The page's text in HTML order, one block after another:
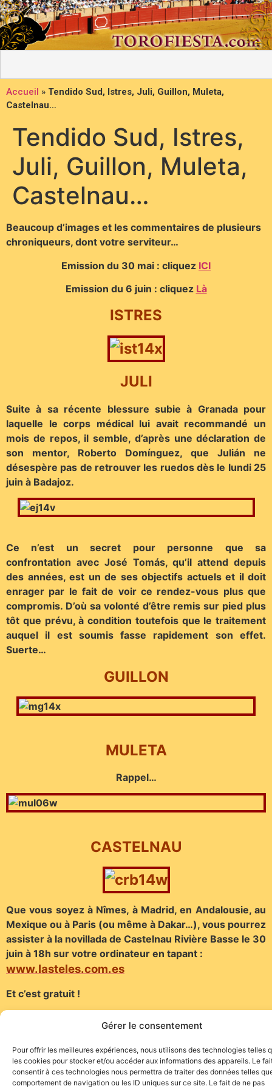
Gérer le consentement
Pour offrir les meilleures expériences, nous utilisons des technologies telles
les cookies pour stocker et/ou accéder aux informations des appareils. Le
consentir à ces technologies nous permettra de traiter des données telles
comportement de navigation ou les ID uniques sur ce site. Le fait de ne pas
Accueil » Tendido Sud, Istres, Juli, Guillon, Muleta,
Castelnau…
Tendido Sud, Istres,
Juli, Guillon, Muleta,
Castelnau…
Beaucoup d’images et les commentaires de plusieurs
chroniqueurs, dont votre serviteur…
Emission du 30 mai : cliquez ICI
Emission du 6 juin : cliquez Là
ISTRES
JULI
Suite à sa récente blessure subie à Granada pour
laquelle le corps médical lui avait recommandé un
mois de repos, il semble, d’après une déclaration de
son mentor, Roberto Domínguez, que Julián ne
désespère pas de retrouver les ruedos dès le lundi 25
juin à Badajoz.
Ce n’est un secret pour personne que sa
confrontation avec José Tomás, qu’il attend depuis
des années, est un de ses objectifs actuels et il doit
enrager par le fait de voir ce rendez-vous plus que
compromis. D’où sa volonté d’être remis sur pied plus
tôt que prévu, à condition toutefois que le traitement
auquel il est soumis fasse rapidement son effet.
Suerte…
GUILLON
MULETA
Rappel…
CASTELNAU
Que vous soyez à Nîmes, à Madrid, en Andalousie, au
Mexique ou à Paris (ou même à Dakar…), vous pourrez
assister à la novillada de Castelnau Rivière Basse le 30
juin à 18h sur votre ordinateur en tapant :
www.lasteles.com.es
Et c’est gratuit !